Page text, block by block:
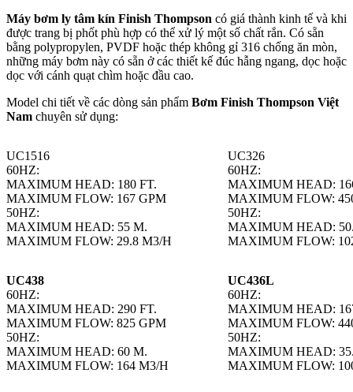
Máy bơm ly tâm kín Finish Thompson có giá thành kinh tế và khi
được trang bị phốt phù hợp có thể xử lý một số chất rắn. Có sẵn
bằng polypropylen, PVDF hoặc thép không gỉ 316 chống ăn mòn,
những máy bơm này có sẵn ở các thiết kế đúc hẫng ngang, dọc hoặc
dọc với cánh quạt chìm hoặc đầu cao.
Model chi tiết về các dòng sản phẩm Bơm Finish Thompson Việt
Nam chuyên sử dụng:
UC1516
60HZ:
MAXIMUM HEAD: 180 FT.
MAXIMUM FLOW: 167 GPM
50HZ:
MAXIMUM HEAD: 55 M.
MAXIMUM FLOW: 29.8 M3/H
UC326
60HZ:
MAXIMUM HEAD:
MAXIMUM FLOW:
50HZ:
MAXIMUM HEAD:
MAXIMUM FLOW:
UC438
60HZ:
MAXIMUM HEAD: 290 FT.
MAXIMUM FLOW: 825 GPM
50HZ:
MAXIMUM HEAD: 60 M.
MAXIMUM FLOW: 164 M3/H
UC436L
60HZ:
MAXIMUM HEAD:
MAXIMUM FLOW:
50HZ:
MAXIMUM HEAD:
MAXIMUM FLOW: